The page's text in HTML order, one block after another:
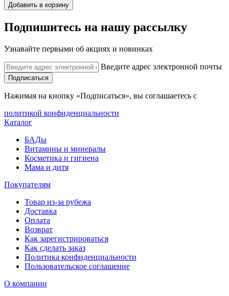
Добавить в корзину
Подпишитесь на нашу рассылку
Узнавайте первыми об акциях и новинках
Введите адрес электронной почты
Подписаться
Нажимая на кнопку «Подписаться», вы соглашаетесь с
политикой конфиденциальности
Каталог
БАДы
Витамины и минералы
Косметика и гигиена
Мама и дитя
Покупателям
Товар из-за рубежа
Доставка
Оплата
Возврат
Как зарегистрироваться
Как сделать заказ
Политика конфиденциальности
Пользовательское соглашение
О компании